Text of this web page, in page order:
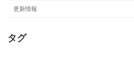
更新情報
タグ